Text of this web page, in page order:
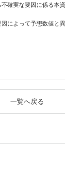
確実な要因に係る本
によって予想数値と
一覧へ戻る